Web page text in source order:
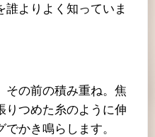
よりよく知っていま
その前の積み重ね。焦
りつめた糸のように伸
かき鳴らします。